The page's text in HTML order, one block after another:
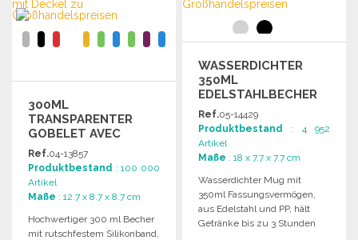
300ML
TRANSPARENTER
GOBELET AVEC
COUVERCLE ET
BANDEAU
Ref.04-13857
Produktbestand : 100 000
Artikel
Maße : 12.7 x 8.7 x 8.7 cm
Hochwertiger 300 ml Becher
mit rutschfestem Silikonband,
WASSERDICHTER
350ML
EDELSTAHLBECHER
MIT DECKEL
Ref.05-14429
Produktbestand : 4 952
Artikel
Maße : 18 x 7.7 x 7.7 cm
Wasserdichter Mug mit
350ml Fassungsvermögen,
aus Edelstahl und PP, hält
Getränke bis zu 3 Stunden